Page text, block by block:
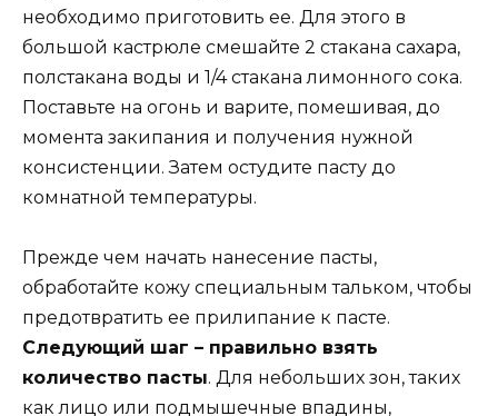
необходимо приготовить ее. Для этого в
большой кастрюле смешайте 2 стакана сахара,
полстакана воды и 1/4 стакана лимонного сока.
Поставьте на огонь и варите, помешивая, до
момента закипания и получения нужной
консистенции. Затем остудите пасту до
комнатной температуры.
Прежде чем начать нанесение пасты,
обработайте кожу специальным тальком, чтобы
предотвратить ее прилипание к пасте.
Следующий шаг – правильно взять
количество пасты. Для небольших зон, таких
как лицо или подмышечные впадины,